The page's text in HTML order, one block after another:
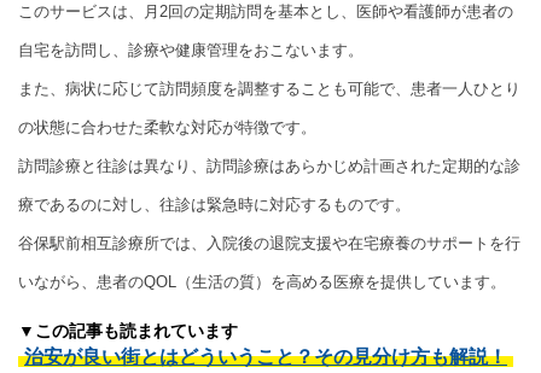
このサービスは、月2回の定期訪問を基本とし、医師や看護師が患者の
自宅を訪問し、診療や健康管理をおこないます。
また、病状に応じて訪問頻度を調整することも可能で、患者一人ひとり
の状態に合わせた柔軟な対応が特徴です。
訪問診療と往診は異なり、訪問診療はあらかじめ計画された定期的な診
療であるのに対し、往診は緊急時に対応するものです。
谷保駅前相互診療所では、入院後の退院支援や在宅療養のサポートを行
いながら、患者のQOL（生活の質）を高める医療を提供しています。
▼この記事も読まれています
治安が良い街とはどういうこと？その見分け方も解説！